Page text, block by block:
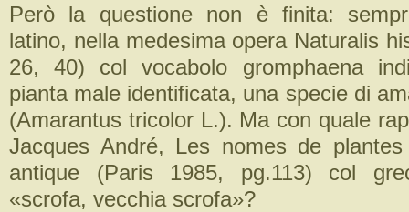
Però la questione non è finita:
latino, nella medesima opera Naturalis
26, 40) col vocabolo gromphaena
pianta male identificata, una specie di
(Amarantus tricolor L.). Ma con quale
Jacques André, Les nomes de
antique (Paris 1985, pg.113) col
«scrofa, vecchia scrofa»?